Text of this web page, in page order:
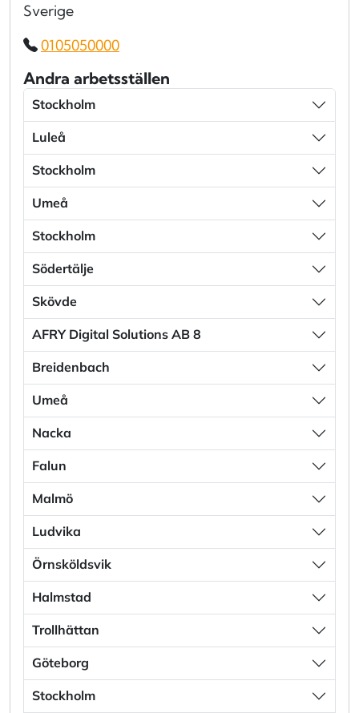
Sverige
0105050000
Andra arbetsställen
Stockholm
Luleå
Stockholm
Umeå
Stockholm
Södertälje
Skövde
AFRY Digital Solutions AB 8
Breidenbach
Umeå
Nacka
Falun
Malmö
Ludvika
Örnsköldsvik
Halmstad
Trollhättan
Göteborg
Stockholm